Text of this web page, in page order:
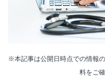
※本記事は公開日時点での情報
料をご